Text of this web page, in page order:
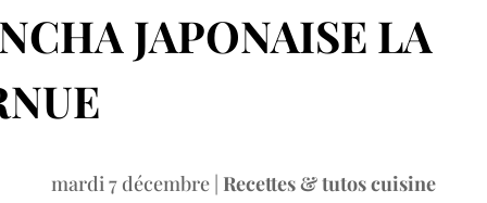
JAPONAISE LA
mardi 7 décembre| Recettes & tutos cuisine